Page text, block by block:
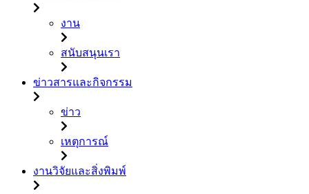
งาน
สนับสนุนเรา
ข่าวสารและกิจกรรม
ข่าว
เหตุการณ์
งานวิจัยและสิ่งพิมพ์